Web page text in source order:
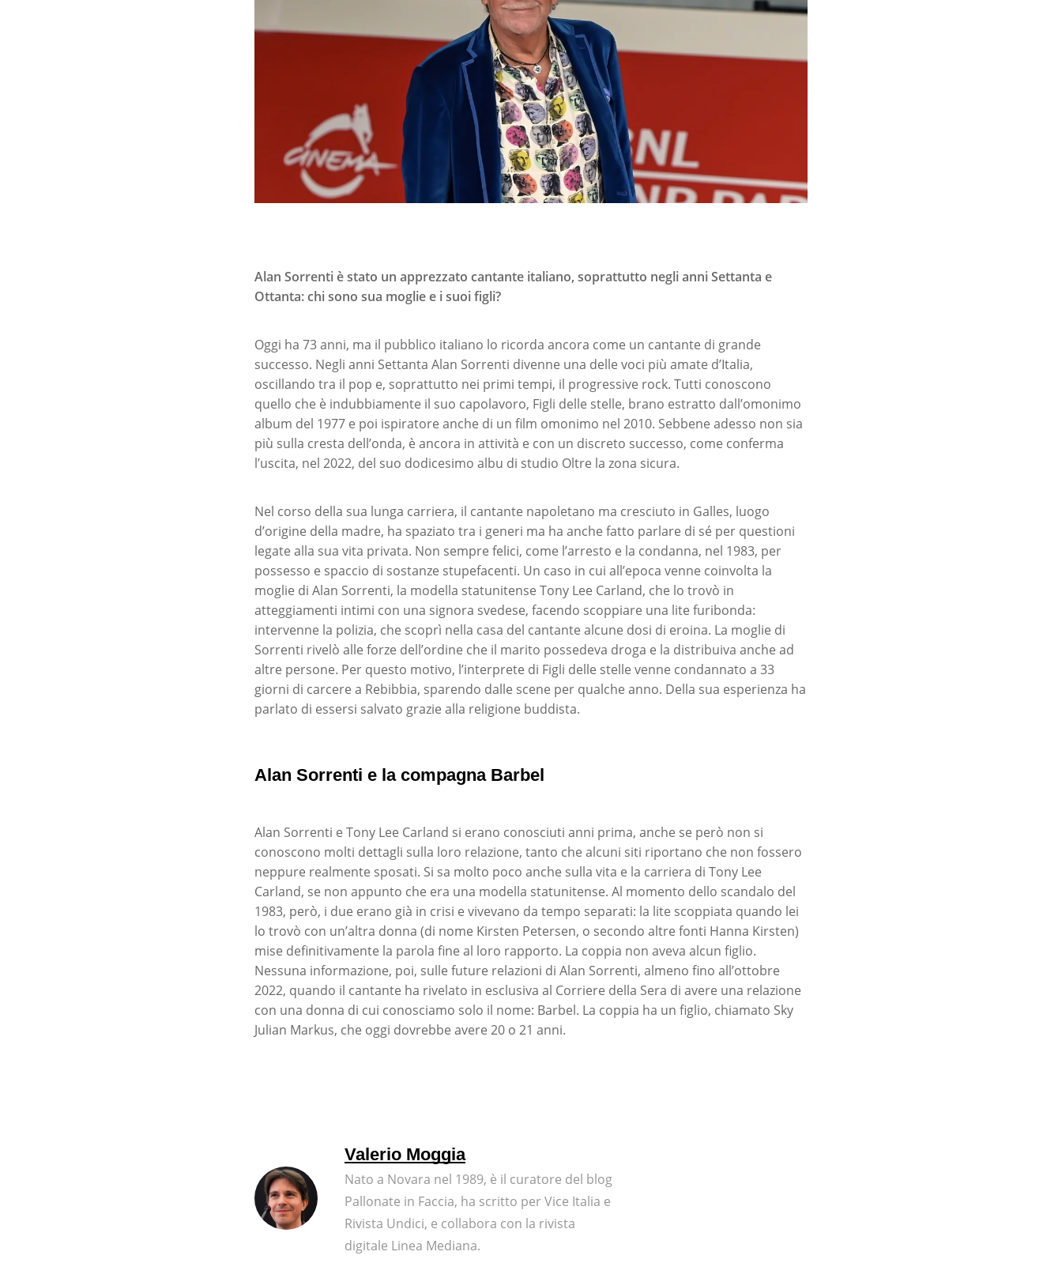
Alan Sorrenti è stato un apprezzato cantante italiano, soprattutto negli anni Settanta e
Ottanta: chi sono sua moglie e i suoi figli?
Oggi ha 73 anni, ma il pubblico italiano lo ricorda ancora come un cantante di grande
successo. Negli anni Settanta Alan Sorrenti divenne una delle voci più amate d’Italia,
oscillando tra il pop e, soprattutto nei primi tempi, il progressive rock. Tutti conoscono
quello che è indubbiamente il suo capolavoro, Figli delle stelle, brano estratto dall’omonimo
album del 1977 e poi ispiratore anche di un film omonimo nel 2010. Sebbene adesso non sia
più sulla cresta dell’onda, è ancora in attività e con un discreto successo, come conferma
l’uscita, nel 2022, del suo dodicesimo albu di studio Oltre la zona sicura.
Nel corso della sua lunga carriera, il cantante napoletano ma cresciuto in Galles, luogo
d’origine della madre, ha spaziato tra i generi ma ha anche fatto parlare di sé per questioni
legate alla sua vita privata. Non sempre felici, come l’arresto e la condanna, nel 1983, per
possesso e spaccio di sostanze stupefacenti. Un caso in cui all’epoca venne coinvolta la
moglie di Alan Sorrenti, la modella statunitense Tony Lee Carland, che lo trovò in
atteggiamenti intimi con una signora svedese, facendo scoppiare una lite furibonda:
intervenne la polizia, che scoprì nella casa del cantante alcune dosi di eroina. La moglie di
Sorrenti rivelò alle forze dell’ordine che il marito possedeva droga e la distribuiva anche ad
altre persone. Per questo motivo, l’interprete di Figli delle stelle venne condannato a 33
giorni di carcere a Rebibbia, sparendo dalle scene per qualche anno. Della sua esperienza ha
parlato di essersi salvato grazie alla religione buddista.
Alan Sorrenti e la compagna Barbel
Alan Sorrenti e Tony Lee Carland si erano conosciuti anni prima, anche se però non si
conoscono molti dettagli sulla loro relazione, tanto che alcuni siti riportano che non fossero
neppure realmente sposati. Si sa molto poco anche sulla vita e la carriera di Tony Lee
Carland, se non appunto che era una modella statunitense. Al momento dello scandalo del
1983, però, i due erano già in crisi e vivevano da tempo separati: la lite scoppiata quando lei
lo trovò con un’altra donna (di nome Kirsten Petersen, o secondo altre fonti Hanna Kirsten)
mise definitivamente la parola fine al loro rapporto. La coppia non aveva alcun figlio.
Nessuna informazione, poi, sulle future relazioni di Alan Sorrenti, almeno fino all’ottobre
2022, quando il cantante ha rivelato in esclusiva al Corriere della Sera di avere una relazione
con una donna di cui conosciamo solo il nome: Barbel. La coppia ha un figlio, chiamato Sky
Julian Markus, che oggi dovrebbe avere 20 o 21 anni.
Valerio Moggia
Nato a Novara nel 1989, è il curatore del blog
Pallonate in Faccia, ha scritto per Vice Italia e
Rivista Undici, e collabora con la rivista
digitale Linea Mediana.